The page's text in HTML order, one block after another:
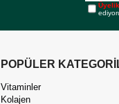
POPÜLER
Vitaminler
Kolajen